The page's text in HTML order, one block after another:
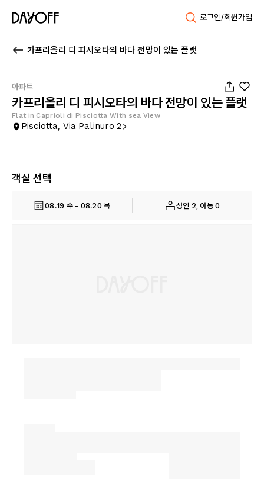
로그인/회원가입
카프리올리 디 피시오타의 바다 전망이 있는 플랫
아파트
카프리올리 디 피시오타의 바다 전망이 있는 플랫
Flat in Caprioli di Pisciotta With sea View
Pisciotta, Via Palinuro 2
객실 선택
08.19 수 - 08.20 목 성인 2, 아동 0